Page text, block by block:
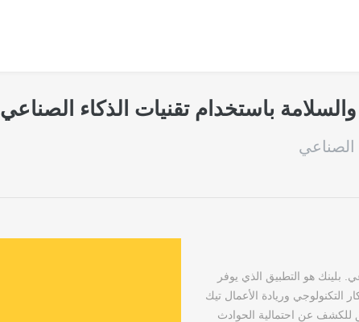
باستخدام تقنيات الذكاء الصناعي
الصناعي
بلينك هو التطبيق الذي يوفر
وريادة الأعمال تيك
للكشف عن احتمالية الحوادث